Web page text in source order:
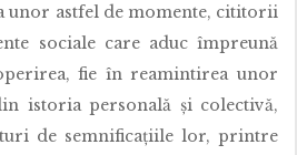
unor astfel de momente, cititorii
sociale care aduc împreună
fie în reamintirea unor
istoria personală și colectivă,
de semnificațiile lor, printre